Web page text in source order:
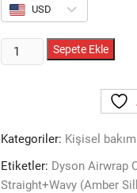
USD
Dyson
Airwrap
Styler
and
Dryer
Sepete Ekle
Kategoriler: Kişisel bakım
Etiketler: Dyson Airwrap
Straight+Wavy (Amber